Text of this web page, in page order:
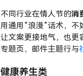
不同行业在情人节的消
用通用“浪漫”话术，
让文案更接地气，也更
专题页、邮件主题行与
健康养生类